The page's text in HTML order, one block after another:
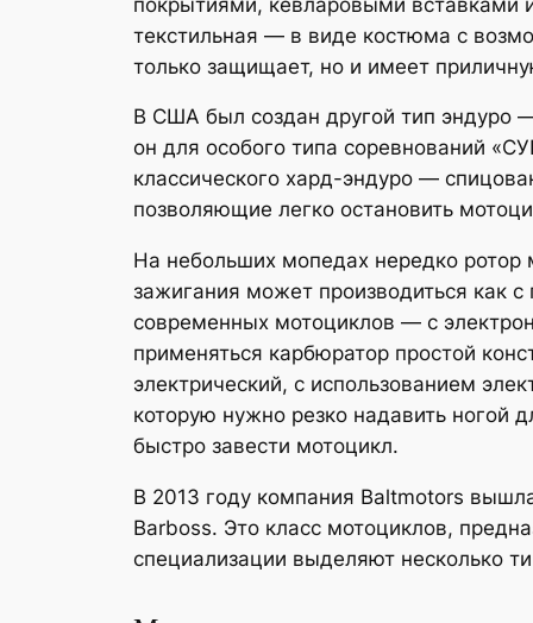
текстильная — в виде костюма с
только защищает, но и имеет
В США был создан другой тип эндуро
он для особого типа соревнований
классического хард-эндуро —
позволяющие легко остановить
На небольших мопедах нередко
зажигания может производиться как
современных мотоциклов — с
применяться карбюратор простой
электрический, с использованием
которую нужно резко надавить ногой
быстро завести мотоцикл.
В 2013 году компания Baltmotors
Barboss. Это класс мотоциклов,
специализации выделяют несколько